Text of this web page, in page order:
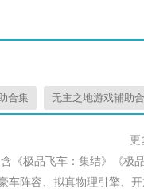
合集 无主之地游戏辅助
更
《极品飞车：集结》《极
车阵容、拟真物理引擎、